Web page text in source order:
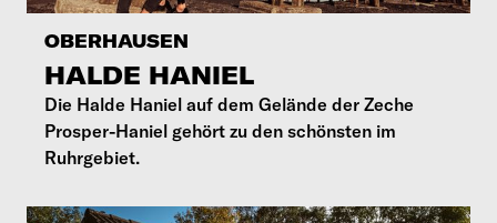
OBERHAUSEN
HALDE HANIEL
Die Halde Haniel auf dem Gelände der Zeche
Prosper-Haniel gehört zu den schönsten im
Ruhrgebiet.